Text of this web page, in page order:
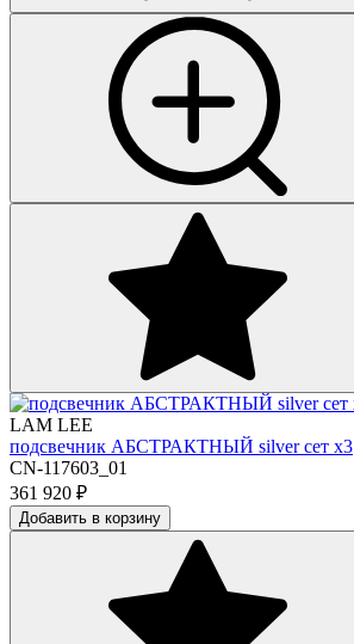
LAM LEE
подсвечник АБСТРАКТНЫЙ silver сет х3
CN-117603_01
361 920 ₽
Добавить в корзину